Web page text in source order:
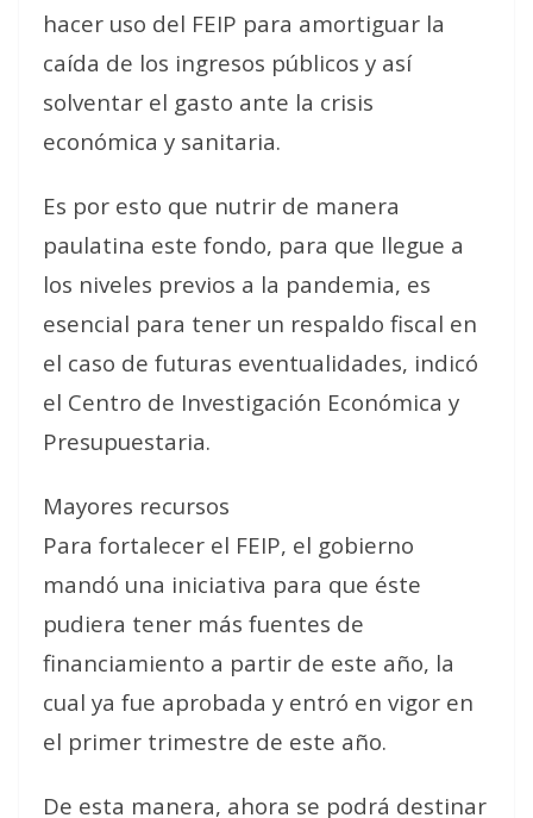
hacer uso del FEIP para amortiguar la
caída de los ingresos públicos y así
solventar el gasto ante la crisis
económica y sanitaria.
Es por esto que nutrir de manera
paulatina este fondo, para que llegue a
los niveles previos a la pandemia, es
esencial para tener un respaldo fiscal en
el caso de futuras eventualidades, indicó
el Centro de Investigación Económica y
Presupuestaria.
Mayores recursos
Para fortalecer el FEIP, el gobierno
mandó una iniciativa para que éste
pudiera tener más fuentes de
financiamiento a partir de este año, la
cual ya fue aprobada y entró en vigor en
el primer trimestre de este año.
De esta manera, ahora se podrá destinar